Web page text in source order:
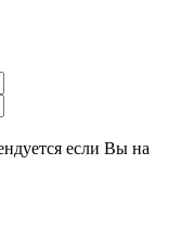
если Вы на